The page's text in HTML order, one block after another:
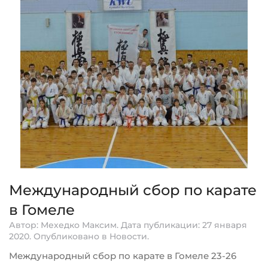
Международный сбор по карате
в Гомеле
Автор: Мехедко Максим. Дата публикации: 27 января
2020. Опубликовано в Новости.
Международный сбор по карате в Гомеле 23-26